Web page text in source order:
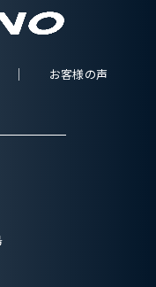
お客様の声